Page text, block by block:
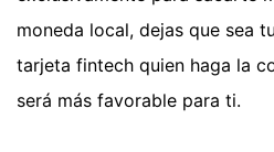
moneda local, dejas que sea
tarjeta fintech quien haga la
será más favorable para ti.